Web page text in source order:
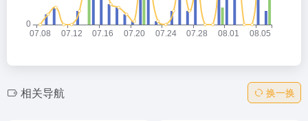
相关导航 换一换